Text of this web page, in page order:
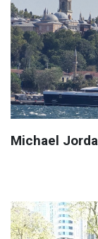
Michael